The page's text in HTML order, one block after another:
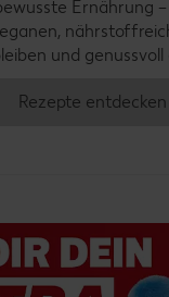
Ernährung
und genussvoll
Rezepte entdecken